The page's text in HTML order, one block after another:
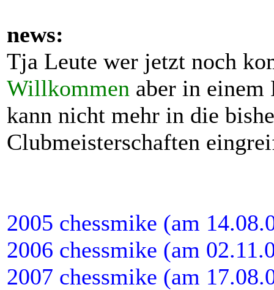
news:
Tja Leute wer jetzt noch
Willkommen aber in einem
kann nicht mehr in die
Clubmeisterschaften
2005 chessmike (am
2006 chessmike (am
2007 chessmike (am